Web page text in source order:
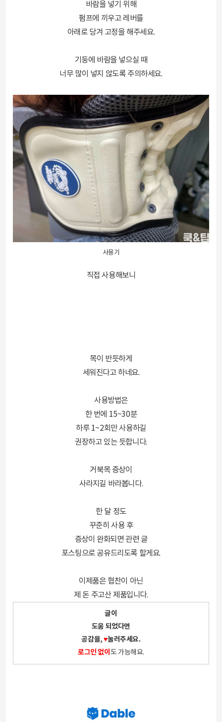
바람을 넣기 위해
펌프에 끼우고 레버를
아래로 당겨 고정을 해주세요.
기둥에 바람을 넣으실 때
너무 많이 넣지 않도록 주의하세요.
사용기
직접 사용해보니
목이 반듯하게
세워진다고 하네요.
사용방법은
한 번에 15~30분
하루 1~2회만 사용하길
권장하고 있는 듯합니다.
거북목 증상이
사라지길 바라봅니다.
한 달 정도
꾸준히 사용 후
증상이 완화되면 관련 글
포스팅으로 공유드리도록 할게요.
이제품은 협찬이 아닌
제 돈 주고산 제품입니다.
글이
도움 되었다면
공감을,♥눌러주세요.
로그인 없이 도 가능해요.